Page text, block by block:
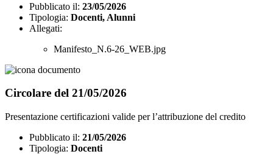
Pubblicato il: 23/05/2026
Tipologia: Docenti, Alunni
Allegati:
Manifesto_N.6-26_WEB.jpg
Circolare del 21/05/2026
Presentazione certificazioni valide per l’attribuzione del credito
Pubblicato il: 21/05/2026
Tipologia: Docenti